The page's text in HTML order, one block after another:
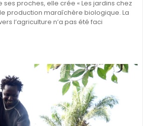
proches, elle crée « Les jardins chez
production maraîchère biologique. La
l’agriculture n’a pas été faci